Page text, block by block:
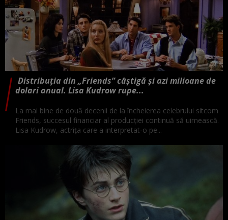
Distribuția din „Friends” câștigă și azi milioane de
dolari anual. Lisa Kudrow rupe...
La mai bine de două decenii de la încheierea celebrului sitcom
Friends, succesul financiar al producției continuă să uimească.
Lisa Kudrow, actrița care a interpretat-o pe...